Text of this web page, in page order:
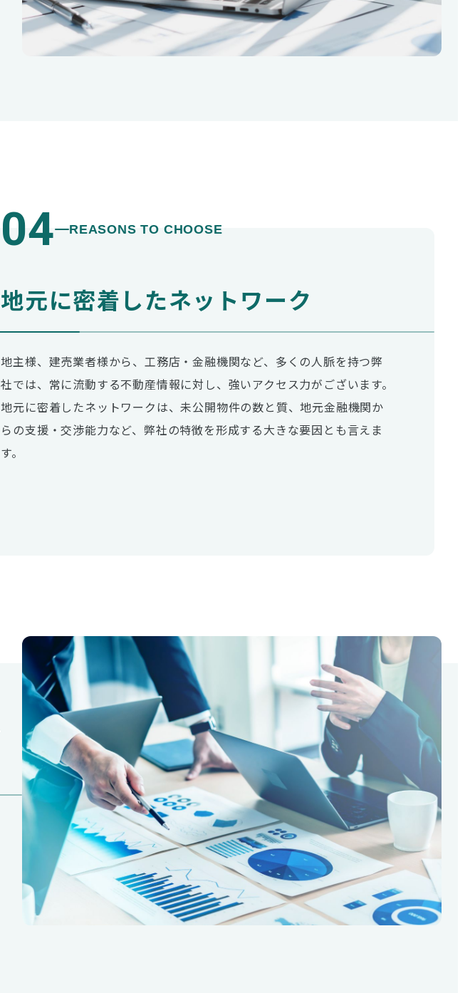
04 REASONS TO CHOOSE
地元に密着したネットワーク
地主様、建売業者様から、工務店・金融機関など、多くの人脈を持つ弊
社では、常に流動する不動産情報に対し、強いアクセス力がございます。
地元に密着したネットワークは、未公開物件の数と質、地元金融機関か
らの支援・交渉能力など、弊社の特徴を形成する大きな要因とも言えま
す。